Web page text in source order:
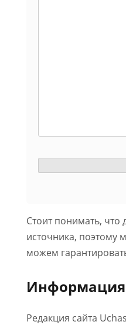
Стоит понимать,
источника, поэтому
можем
Информация
Редакция сайта